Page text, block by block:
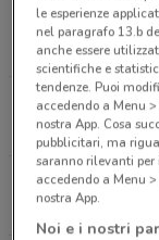
Via
2.7 km
Viale
3.2 km
Via Dei
3.7 km
le esperienze
nel paragrafo 13.b
anche essere
scientifiche e
tendenze. Puoi
accedendo a Menu
nostra App. Cosa
pubblicitari, ma
saranno rilevanti per
accedendo a Menu
nostra App.
Noi e i nostri